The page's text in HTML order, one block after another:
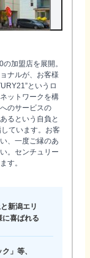
加盟店を展開。
ナルが、お客様
というロ
ットワークを構
のサービスの
るという自負と
ています。お客
、一度ご縁のあ
。センチュリー
す。
新潟エリ
に喜ばれる
」等、